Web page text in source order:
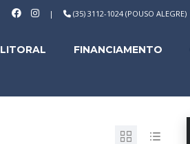
| (35) 3112-1024 (POUSO ALEGRE)
LITORAL FINANCIAMENTO